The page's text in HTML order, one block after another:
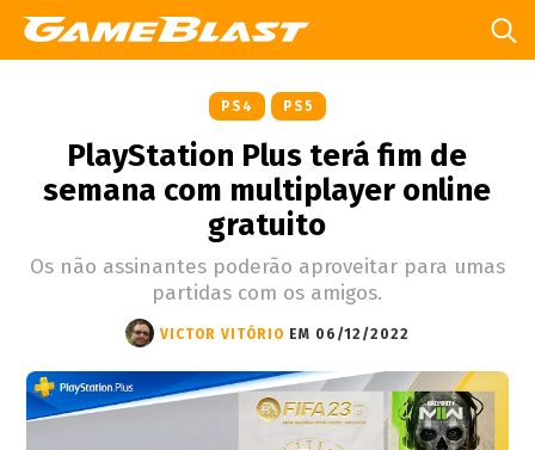
PS4 PS5
PlayStation Plus terá fim de
semana com multiplayer online
gratuito
Os não assinantes poderão aproveitar para umas
partidas com os amigos.
VICTOR VITÓRIO EM 06/12/2022